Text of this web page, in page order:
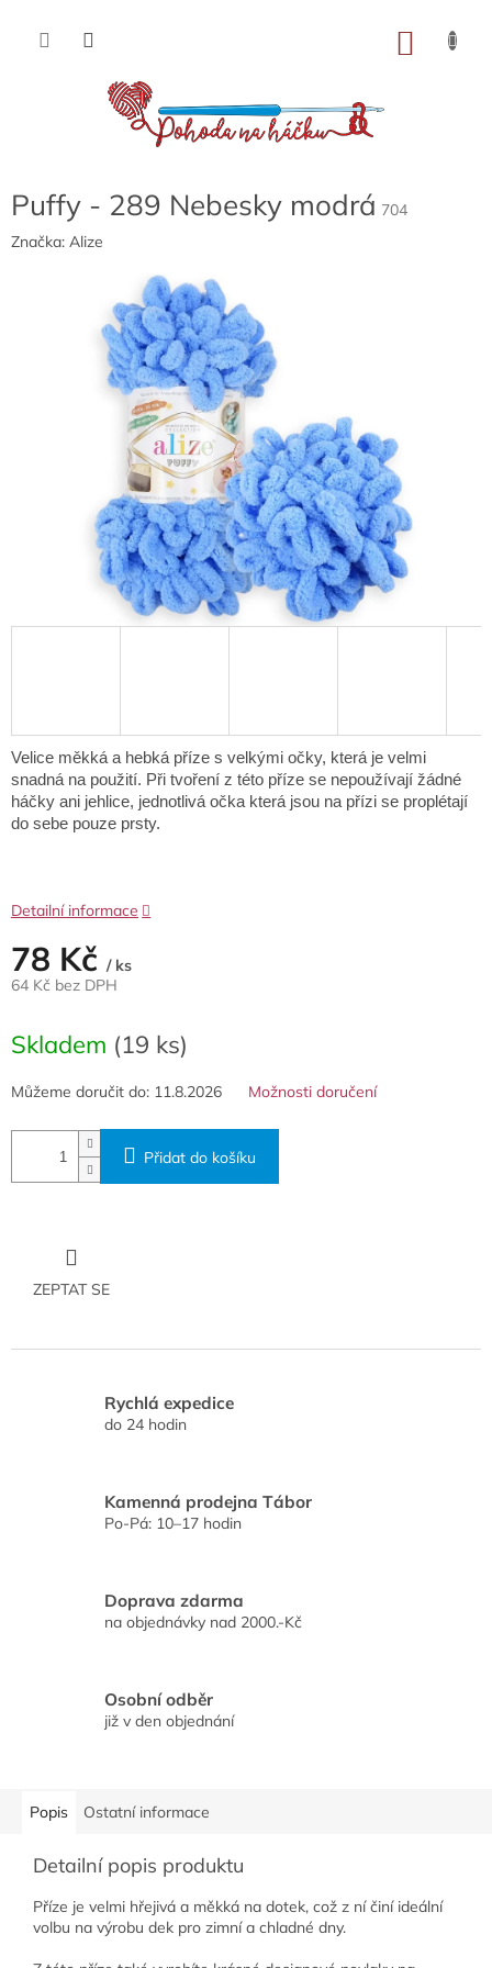
obsah
Puffy - 289 Nebesky modrá 704
Značka: Alize
78 Kč / ks
64 Kč bez DPH
cena:
Skladem (19 ks)
Můžeme doručit do: 11.8.2026 Možnosti doručení
Přidat do košíku
Velice měkká a hebká příze s velkými očky, která je velmi
snadná na použití. Při tvoření z této příze se nepoužívají žádné
háčky ani jehlice, jednotlivá očka která jsou na přízi se proplétají
do sebe pouze prsty.
Detailní informace
ZEPTAT SE
Rychlá expedice
do 24 hodin
Kamenná prodejna Tábor
Po-Pá: 10–17 hodin
Doprava zdarma
na objednávky nad 2000.-Kč
Osobní odběr
již v den objednání
Popis Ostatní informace
Detailní popis produktu
Příze je velmi hřejivá a měkká na dotek, což z ní činí ideální
volbu na výrobu dek pro zimní a chladné dny.